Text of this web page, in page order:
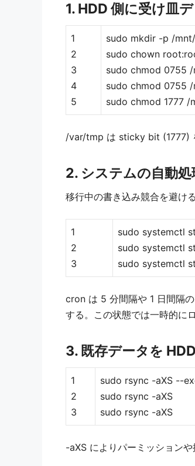
1. HDD 側に受け皿
1
2
3
4
5
sudo mkdir -p /
sudo chown
sudo chmod 0755
sudo chmod 0755
sudo chmod 1777
/var/tmp は sticky bit (1777)
2. システムの自動
移行中の書き込み競合を避け
1
2
3
sudo systemctl
sudo systemctl
sudo systemctl
cron は 5 分間隔や 1 日間隔
する。この状態では一時的に
3. 既存データを
1
2
3
sudo rsync -aXS --
sudo rsync -aXS
sudo rsync -
-aXS によりパーミッション